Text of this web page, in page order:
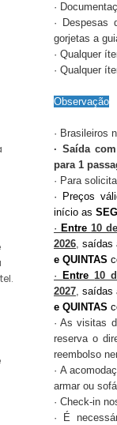
·
· Despesas
gorjetas a
· Qualquer
· Qualquer
Observação
· Brasileiros
· Saída
para 1
· Para
· Preços
início as
· Entre 10
2026, saídas
e QUINTAS
·
Entre10
2027, saídas
e QUINTAS
· As visitas
reserva o
reembolso
· A
armar ou
· Check-in
· É